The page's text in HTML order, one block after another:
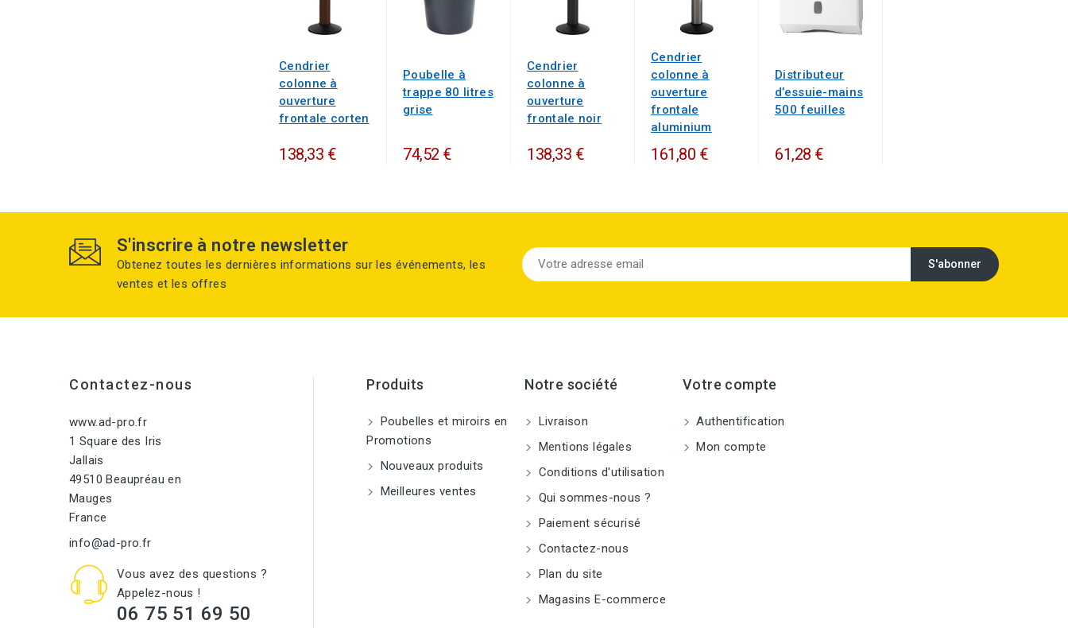
Cendrier
colonne à
ouverture
frontale corten
138,33 €
Poubelle à
trappe 80 litres
grise
74,52 €
Cendrier
colonne à
ouverture
frontale noir
138,33 €
Cendrier
colonne à
ouverture
frontale
aluminium
161,80 €
Distributeur
d’essuie-mains
500 feuilles
61,28 €
S'inscrire à notre newsletter
Obtenez toutes les dernières informations sur les événements, les
ventes et les offres
Contactez-nous
www.ad-pro.fr
1 Square des Iris
Jallais
49510 Beaupréau en
Mauges
France
info@ad-pro.fr
Vous avez des questions ?
Appelez-nous !
06 75 51 69 50
Produits
Poubelles et miroirs en
Promotions
Nouveaux produits
Meilleures ventes
Notre société
Livraison
Mentions légales
Conditions d'utilisation
Qui sommes-nous ?
Paiement sécurisé
Contactez-nous
Plan du site
Magasins E-commerce
Votre compte
Authentification
Mon compte